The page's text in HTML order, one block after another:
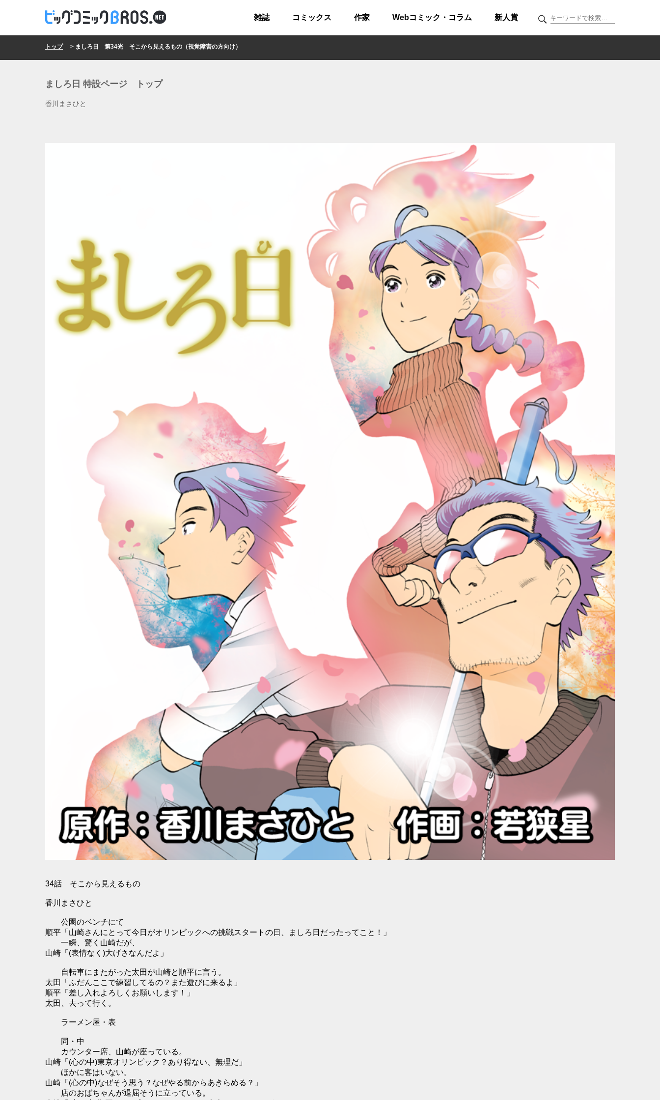
雑誌 コミックス 作家 Webコミック・コラム 新人賞
トップ> ましろ日 第34光 そこから見えるもの（視覚障害の方向け）
ましろ日 特設ページ トップ
香川まさひと
34話 そこから見えるもの
香川まさひと
公園のベンチにて
順平「山崎さんにとって今日がオリンピックへの挑戦スタートの日、ましろ日だったってこと！」
一瞬、驚く山崎だが、
山崎「(表情なく)大げさなんだよ」
自転車にまたがった太田が山崎と順平に言う。
太田「ふだんここで練習してるの？また遊びに来るよ」
順平「差し入れよろしくお願いします！」
太田、去って行く。
ラーメン屋・表
同・中
カウンター席、山崎が座っている。
山崎「(心の中)東京オリンピック？あり得ない、無理だ」
ほかに客はいない。
山崎「(心の中)なぜそう思う？なぜやる前からあきらめる？」
店のおばちゃんが退屈そうに立っている。